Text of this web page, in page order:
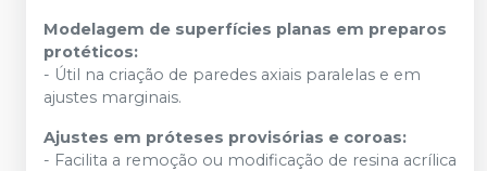
Modelagem de superfícies planas em preparos
protéticos:
- Útil na criação de paredes axiais paralelas e em
ajustes marginais.
Ajustes em próteses provisórias e coroas:
- Facilita a remoção ou modificação de resina acrílica